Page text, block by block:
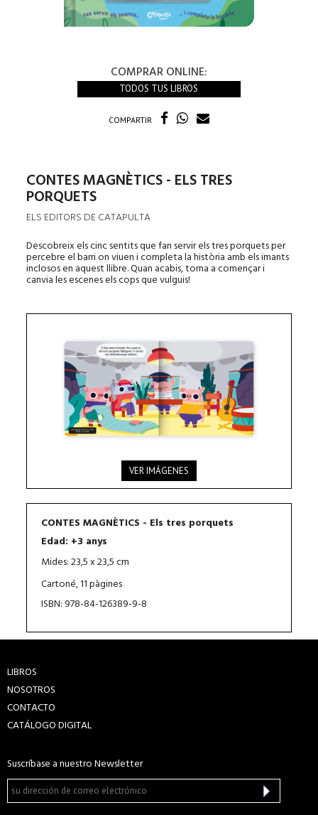
COMPRAR ONLINE:
TODOS TUS LIBROS
COMPARTIR
CONTES MAGNÈTICS - ELS TRES
PORQUETS
ELS EDITORS DE CATAPULTA
Descobreix els cinc sentits que fan servir els tres porquets per
percebre el barri on viuen i completa la història amb els imants
inclosos en aquest llibre. Quan acabis, torna a començar i
canvia les escenes els cops que vulguis!
VER IMÁGENES
CONTES MAGNÈTICS - Els tres porquets
Edad: +3 anys
Mides: 23,5 x 23,5 cm
Cartoné, 11 pàgines
ISBN: 978-84-126389-9-8
LIBROS
NOSOTROS
CONTACTO
CATÁLOGO DIGITAL
Suscríbase a nuestro Newsletter